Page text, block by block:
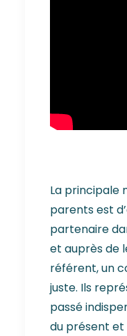
La principale
parents est
partenaire
et auprès de
référent, un
juste. Ils
passé
du présent et